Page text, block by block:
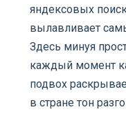
яндексовых
вылавливает
Здесь минуя
каждый момент
подвох
в стране тон